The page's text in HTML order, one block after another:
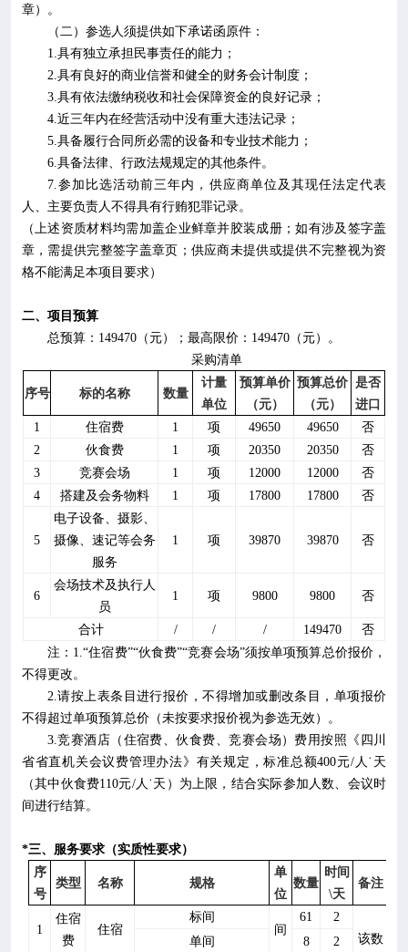
章）
。
（二） 参选人 须提供如下承诺函原件：
1. 具有独立承担民事责任的能力；
2. 具有良好的商业信誉和健全的财务会计制度；
3. 具有依法缴纳税收和社会保障资金的良好记录；
4. 近三年内在经营活动中没有重大违法记录；
5. 具备履行合同所必需的设备和专业技术能力；
6. 具备法律、行政法规规定的其他条件。
7. 参加比选活动前三年内，供应商单位及其现任法定代表
人、主要负责人不得具有行贿犯罪记录。
（上述资质材料均需加盖企业鲜章并胶装成册； 如有涉及签字盖
章，需提供完整签字盖章页； 供应商未提供或提供不完整视为资
格不能满足本项目要求）
二、项目预算
总预算： 149470（元）；最高限价： 149470（元）。
采购清单
序号 标的名称 数量
计量
单位
预算单价
（元）
预算总价
（元）
是否
进口
1
住宿费 1 项 49650 49650
否
2
伙食费 1 项 20350 20350
否
3
竞赛会场 1 项 12000 12000
否
4
搭建及会务物料 1 项 17800 17800 否
5
电子设备、摄影、
摄像、速记等会务
服务
1 项 39870 39870 否
6
会场技术及执行人
员
1 项 9800 9800 否
合计 / / / 149470
否
注： 1.“住宿费”“伙食费”“竞赛会场”须按单项预算总价报价，
不得更改。
2. 请按上表条目进行报价，不得增加或删改条目，单项报价
不得超过单项预算总价（未按要求报价视为参选无效）。
3. 竞赛酒店（住宿费、伙食费、竞赛会场）费用按照《四川
省省直机关会议费管理办法》有关规定，标准总额400元/人˙天
（其中伙食费110元/人˙天）为上限，结合实际参加人数、会议时
间进行结算。
*三、 服务要求（实质性要求）
序
号
类型 名称 规格
单
位
数量
时间
\天
备注
1
住宿
费
住宿
标间
间
61
2
该数
单间 8 2